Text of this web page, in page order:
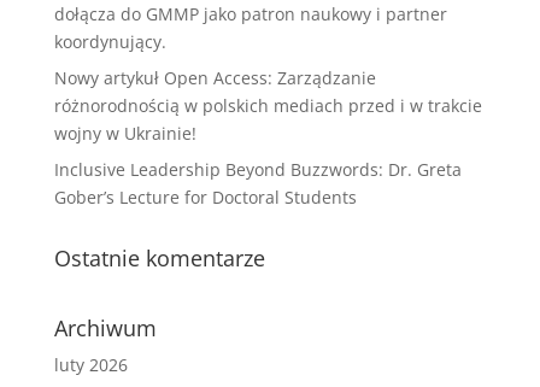
dołącza do GMMP jako patron naukowy i partner
koordynujący.
Nowy artykuł Open Access: Zarządzanie
różnorodnością w polskich mediach przed i w trakcie
wojny w Ukrainie!
Inclusive Leadership Beyond Buzzwords: Dr. Greta
Gober’s Lecture for Doctoral Students
Ostatnie komentarze
Archiwum
luty 2026